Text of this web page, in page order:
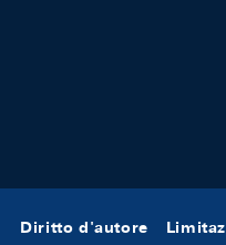
Diritto d'autore